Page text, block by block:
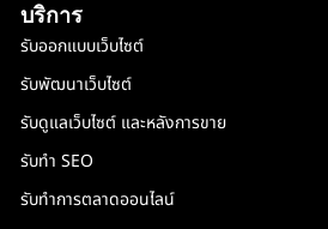
บริการ
รับออกแบบเว็บไซต์
รับพัฒนาเว็บไซต์
รับดูแลเว็บไซต์ และหลังการขาย
รับทำ SEO
รับทำการตลาดออนไลน์